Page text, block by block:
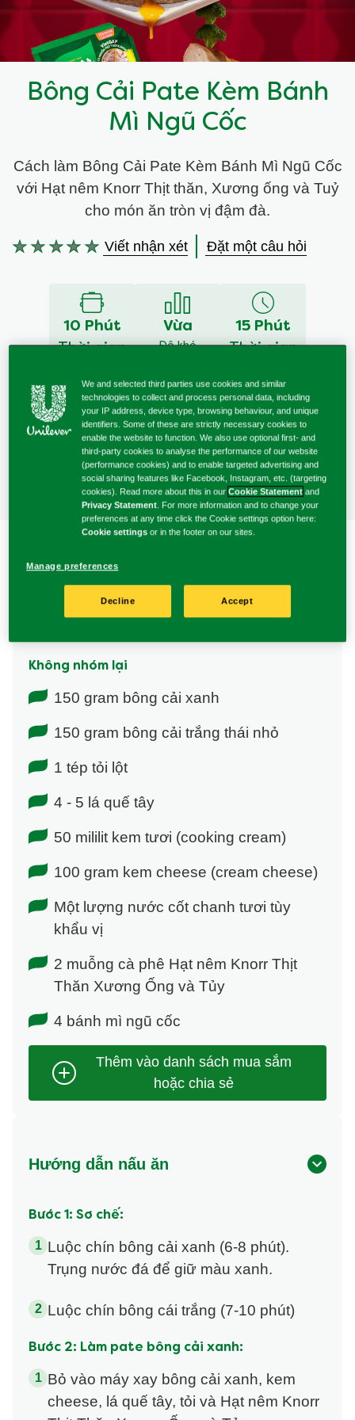
Bông Cải Pate Kèm Bánh
Mì Ngũ Cốc
Cách làm Bông Cải Pate Kèm Bánh Mì Ngũ Cốc
với Hạt nêm Knorr Thịt thăn, Xương ống và Tuỷ
cho món ăn tròn vị đậm đà.
Không
gửi
này
Viết nhận xét Đặt một câu hỏi
10 Phút
Thời gian
Vừa
Độ khó
15 Phút
Thời gian
4 Người
Thành phần
Không nhóm lại
150 gram bông cải xanh
150 gram bông cải trắng thái nhỏ
1 tép tỏi lột
4 - 5 lá quế tây
50 mililit kem tươi (cooking cream)
100 gram kem cheese (cream cheese)
Một lượng nước cốt chanh tươi tùy
khẩu vị
2 muỗng cà phê Hạt nêm Knorr Thịt
Thăn Xương Ống và Tủy
4 bánh mì ngũ cốc
Hướng dẫn nấu ăn
Bước 1: Sơ chế:
Luộc chín bông cải xanh (6-8 phút).
Trụng nước đá để giữ màu xanh.
Luộc chín bông cái trắng (7-10 phút)
Bước 2: Làm pate bông cải xanh:
Bỏ vào máy xay bông cải xanh, kem
cheese, lá quế tây, tỏi và Hạt nêm Knorr
We and selected third parties use cookies and similar
technologies to collect and process personal data, including
your IP address, device type, browsing behaviour, and unique
identifiers. Some of these are strictly necessary cookies to
enable the website to function. We also use optional first- and
third-party cookies to analyse the performance of our website
(performance cookies) and to enable targeted advertising and
social sharing features like Facebook, Instagram, etc. (targeting
cookies). Read more about this in ourCookie Statement and
Privacy Statement. For more information and to change your
preferences at any time click the Cookie settings option here:
Cookie settings or in the footer on our sites.
Manage preferences
Decline Accept